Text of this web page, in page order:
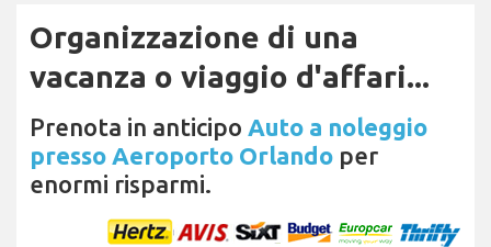
Organizzazione di una
vacanza o viaggio d'affari...
Prenota in anticipo Auto a noleggio
presso Aeroporto Orlando per
enormi risparmi.